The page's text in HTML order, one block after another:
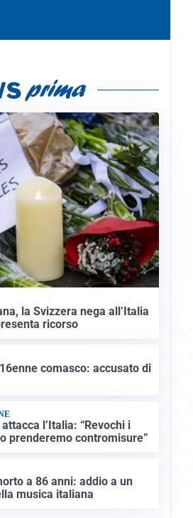
la Svizzera nega all’Italia
ricorso
comasco: accusato di
l’Italia: “Revochi i
prenderemo contromisure”
a 86 anni: addio a un
musica italiana